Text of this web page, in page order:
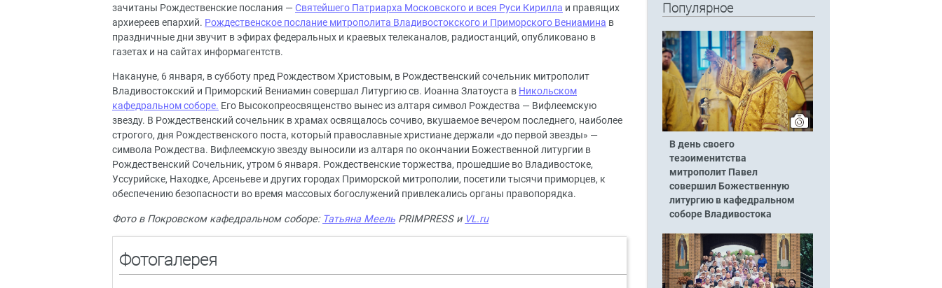
зачитаны Рождественские послания — Святейшего Патриарха Московского и всея Руси Кирилла и правящих
архиереев епархий. Рождественское послание митрополита Владивостокского и Приморского Вениамина в
праздничные дни звучит в эфирах федеральных и краевых телеканалов, радиостанций, опубликовано в
газетах и на сайтах информагентств.
Накануне, 6 января, в субботу пред Рождеством Христовым, в Рождественский сочельник митрополит
Владивостокский и Приморский Вениамин совершал Литургию св. Иоанна Златоуста в Никольском
кафедральном соборе. Его Высокопреосвященство вынес из алтаря символ Рождества — Вифлеемскую
звезду. В Рождественский сочельник в храмах освящалось сочиво, вкушаемое вечером последнего, наиболее
строгого, дня Рождественского поста, который православные христиане держали «до первой звезды» —
символа Рождества. Вифлеемскую звезду выносили из алтаря по окончании Божественной литургии в
Рождественский Сочельник, утром 6 января. Рождественские торжества, прошедшие во Владивостоке,
Уссурийске, Находке, Арсеньеве и других городах Приморской митрополии, посетили тысячи приморцев, к
обеспечению безопасности во время массовых богослужений привлекались органы правопорядка.
Фото в Покровском кафедральном соборе: Татьяна Меель PRIMPRESS и VL.ru
Фотогалерея
Популярное
В день своего
тезоименитства
митрополит Павел
совершил Божественную
литургию в кафедральном
соборе Владивостока